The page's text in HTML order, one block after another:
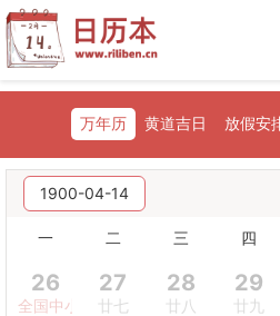
万年历 黄道吉日 放假安
1900-04-14
一 二 三 四
26
全国中小学生安全教育日
27
廿七
28
廿八
29
廿九